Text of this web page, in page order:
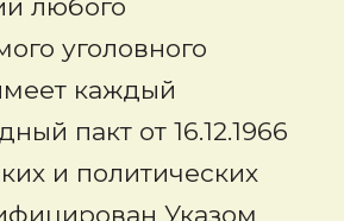
любого
уголовного
каждый
пакт от 16.12.1966
и политических
Указом